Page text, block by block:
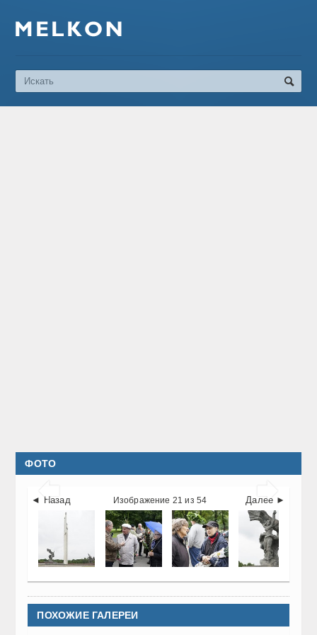
ФОТО
 
◄ Назад Далее ►
Изображение 21 из 54
ПОХОЖИЕ ГАЛЕРЕИ